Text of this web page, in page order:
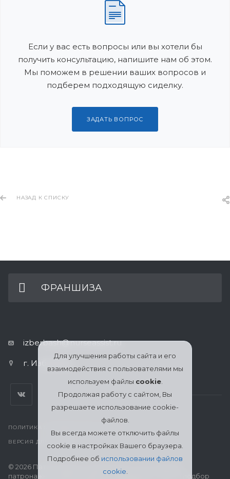
Если у вас есть вопросы или вы хотели бы
получить консультацию, напишите нам об этом.
Мы поможем в решении ваших вопросов и
подберем подходящую сиделку.
ЗАДАТЬ ВОПРОС
НАЗАД К СПИСКУ
ФРАНШИЗА
izberbash@nurseassist.ru
г. Избербаш
ПОЛИТИКА КОНФИДЕНЦИАЛЬНОСТИ
ВЕРСИЯ ДЛЯ ПЕЧАТИ
© 2026 Патронажная служба МЦСО «Ассоциация
патронажных работников» в Избербаше: поиск и подбор
Для улучшения работы сайта и его
взаимодействия с пользователями мы
используем файлы cookie.
Продолжая работу с сайтом, Вы
разрешаете использование cookie-
файлов.
Вы всегда можете отключить файлы
cookie в настройках Вашего браузера.
Подробнее об использовании файлов
cookie